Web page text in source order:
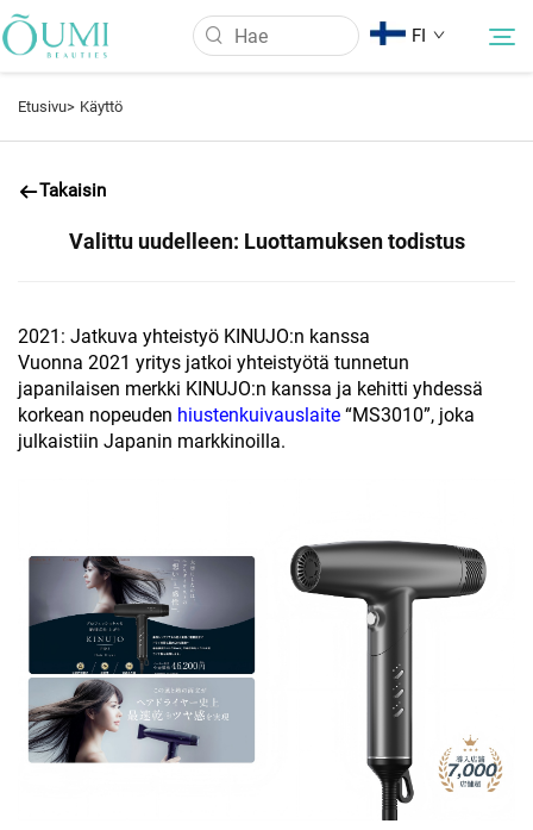
FI
Tuotteet
Käyttö
UKK
Etusivu> Käyttö
Takaisin
Valittu uudelleen: Luottamuksen todistus
2021: Jatkuva yhteistyö KINUJO:n kanssa
Vuonna 2021 yritys jatkoi yhteistyötä tunnetun
japanilaisen merkki KINUJO:n kanssa ja kehitti yhdessä
korkean nopeuden hiustenkuivauslaite “MS3010”, joka
julkaistiin Japanin markkinoilla.